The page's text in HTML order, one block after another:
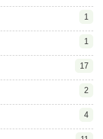
1
1
17
2
4